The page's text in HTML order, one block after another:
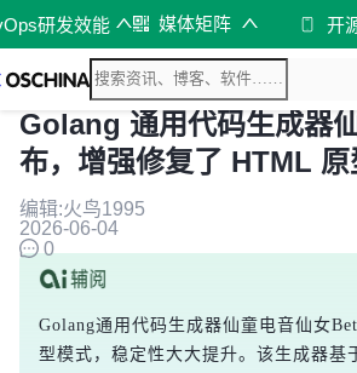
研发效能 媒体矩阵 开
Golang 通用代码生成器
布，增强修复了 HTML 原
编辑:火鸟1995
2026-06-04
0
Golang通用代码生成器仙童电音仙女
型模式，稳定性大大提升。该生成器基